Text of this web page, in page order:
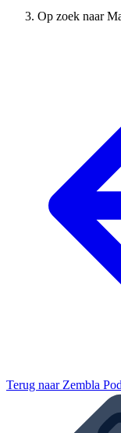
Op zoek naar
Terug naarZembla